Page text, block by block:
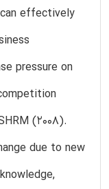
effectively
pressure on
(2008).
due to new